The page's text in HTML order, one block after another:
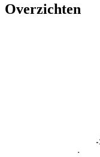
Overzichten